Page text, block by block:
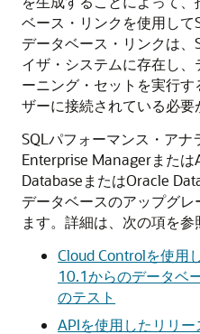
ベース・リンクを使用して
データベース・リンクは
イザ・システムに存在し
ーニング・セットを実行
ザーに接続されている必要
SQLパフォーマンス・ア
Enterprise Managerまた
DatabaseまたはOracle
データベースのアップグ
ます。詳細は、次の項を参
Cloud Controlを使用
10.1からのデータベ
のテスト
APIを使用したリリ